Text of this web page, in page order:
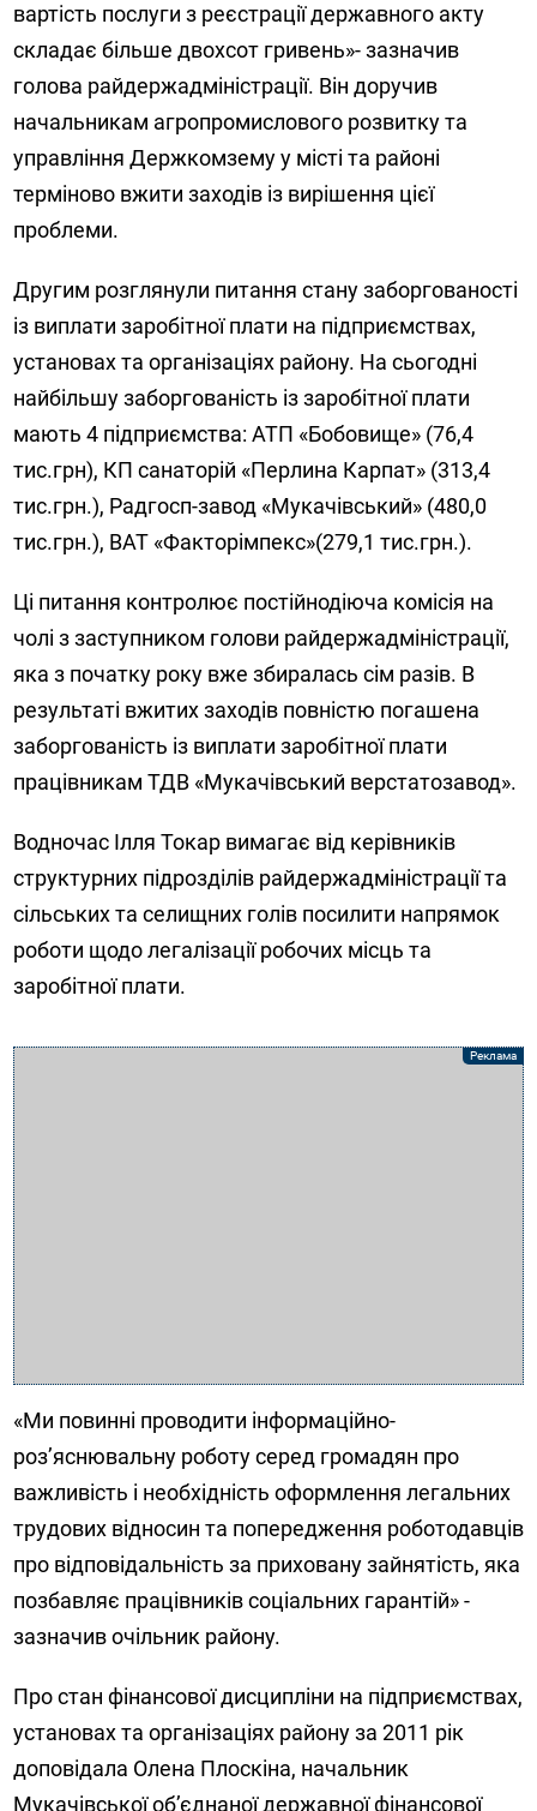
вартість послуги з реєстрації державного акту
складає більше двохсот гривень»- зазначив
голова райдержадміністрації. Він доручив
начальникам агропромислового розвитку та
управління Держкомзему у місті та районі
терміново вжити заходів із вирішення цієї
проблеми.
Другим розглянули питання стану заборгованості
із виплати заробітної плати на підприємствах,
установах та організаціях району. На сьогодні
найбільшу заборгованість із заробітної плати
мають 4 підприємства: АТП «Бобовище» (76,4
тис.грн), КП санаторій «Перлина Карпат» (313,4
тис.грн.), Радгосп-завод «Мукачівський» (480,0
тис.грн.), ВАТ «Факторімпекс»(279,1 тис.грн.).
Ці питання контролює постійнодіюча комісія на
чолі з заступником голови райдержадміністрації,
яка з початку року вже збиралась сім разів. В
результаті вжитих заходів повністю погашена
заборгованість із виплати заробітної плати
працівникам ТДВ «Мукачівський верстатозавод».
Водночас Ілля Токар вимагає від керівників
структурних підрозділів райдержадміністрації та
сільських та селищних голів посилити напрямок
роботи щодо легалізації робочих місць та
заробітної плати.
«Ми повинні проводити інформаційно-
роз’яснювальну роботу серед громадян про
важливість і необхідність оформлення легальних
трудових відносин та попередження роботодавців
про відповідальність за приховану зайнятість, яка
позбавляє працівників соціальних гарантій» -
зазначив очільник району.
Про стан фінансової дисципліни на підприємствах,
установах та організаціях району за 2011 рік
доповідала Олена Плоскіна, начальник
Мукачівської об’єднаної державної фінансової